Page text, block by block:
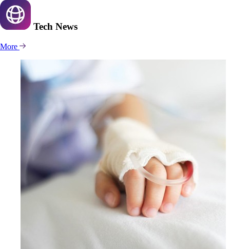
Tech News
More